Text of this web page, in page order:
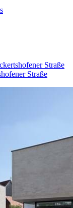
Straße
Straße